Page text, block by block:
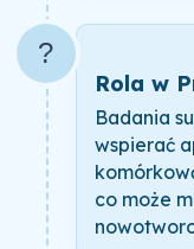
?
Rola w
Badania
wspierać
co może